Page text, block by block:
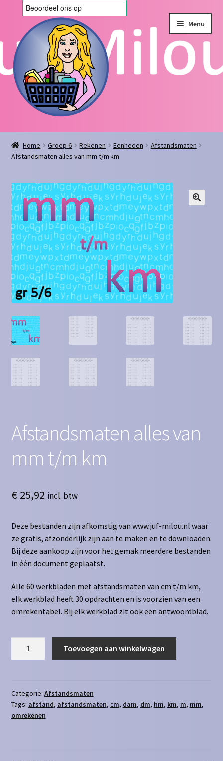
door
naar
navigatie
de
inhoud
Menu
Home
Afrekenen
Algemene voorwaarden
Blog
Contact
Homepagina
Mijn account
Privacy Policy
Winkelmand
Winkel
Home Groep 6 Rekenen Eenheden
Afstandsmaten
Afstandsmaten alles van mm t/m km
Afstandsmaten alles van
mm t/m km
€25,92 incl. btw
Deze bestanden zijn afkomstig van www.juf-milou.nl waar
ze gratis, afzonderlijk zijn aan te maken en te downloaden.
Bij deze aankoop zijn voor het gemak meerdere bestanden
in één document geplaatst.
Alle 60 werkbladen met afstandsmaten van cm t/m km,
elk werkblad heeft 30 opdrachten en is voorzien van een
omrekentabel. Bij elk werkblad zit ook een antwoordblad.
t/m
km
aantal
Toevoegen aan winkelwagen
Categorie: Afstandsmaten
Tags: afstand, afstandsmaten, cm, dam, dm, hm, km, m, mm,
omrekenen